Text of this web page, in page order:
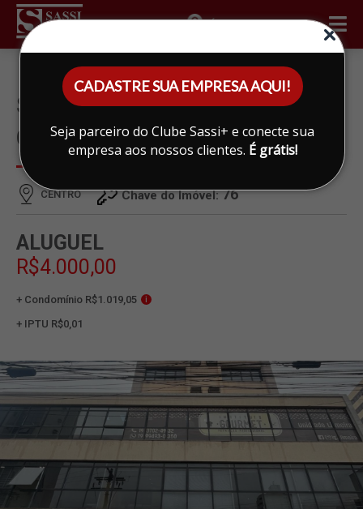
CADASTRE SUA EMPRESA AQUI!
Seja parceiro do Clube Sassi+ e conecte sua
empresa aos nossos clientes. É grátis!
ÁREA DO CLIENTE
SALA PARA ALUGAR EM
CENTRO, LIMEIRA
CENTRO Chave do Imóvel:76
ALUGUEL
R$4.000,00
+ Condomínio R$1.019,05 i
+ IPTU R$0,01